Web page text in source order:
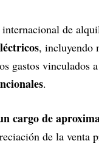
internacional de
, incluyendo
gastos vinculados
.
cargo de
de la venta